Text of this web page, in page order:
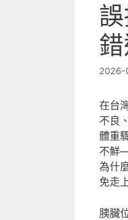
2026-
在台
不良
體重
不鮮
為什
免走
胰臟